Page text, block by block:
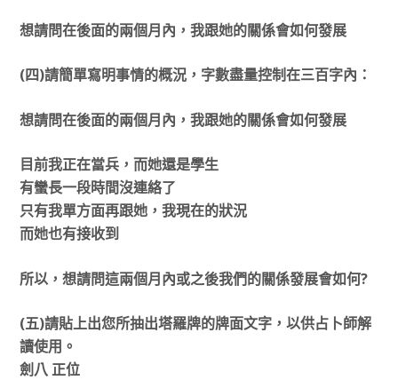
想請問在後面的兩個月內，我跟她的關係會如何發展
(四)請簡單寫明事情的概況，字數盡量控制在三百字內：
想請問在後面的兩個月內，我跟她的關係會如何發展
目前我正在當兵，而她還是學生
有蠻長一段時間沒連絡了
只有我單方面再跟她，我現在的狀況
而她也有接收到
所以，想請問這兩個月內或之後我們的關係發展會如何?
(五)請貼上出您所抽出塔羅牌的牌面文字，以供占卜師解
讀使用。
劍八 正位